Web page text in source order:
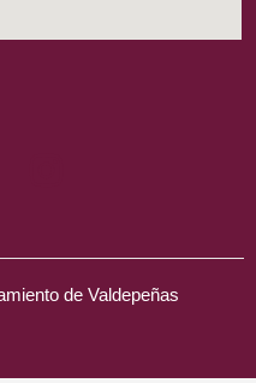
de Valdepeñas